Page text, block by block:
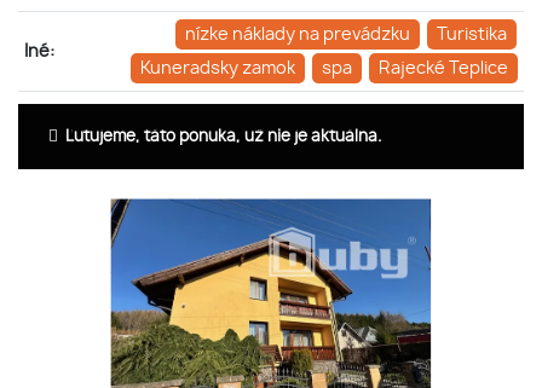
Iné:
nízke náklady na prevádzku
Turistika
Kuneradsky zamok
spa Rajecké Teplice
Ľutujeme, táto ponuka, už nie je aktuálna.